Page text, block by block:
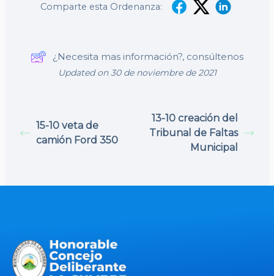
Comparte esta Ordenanza:
¿Necesita mas información?, consúltenos
Updated on 30 de noviembre de 2021
15-10 veta de
camión Ford 350
13-10 creación del
Tribunal de Faltas
Municipal